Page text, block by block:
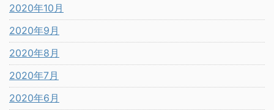
2020年10月
2020年9月
2020年8月
2020年7月
2020年6月